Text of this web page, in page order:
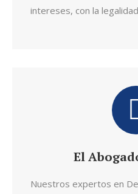
intereses, con la
El
Nuestros expertos en